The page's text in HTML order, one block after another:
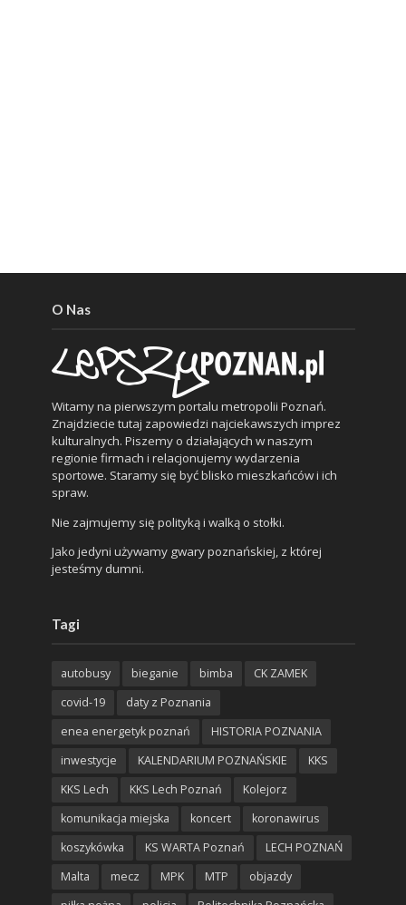
O Nas
Witamy na pierwszym portalu metropolii Poznań.
Znajdziecie tutaj zapowiedzi najciekawszych imprez
kulturalnych. Piszemy o działających w naszym
regionie firmach i relacjonujemy wydarzenia
sportowe. Staramy się być blisko mieszkańców i ich
spraw.
Nie zajmujemy się polityką i walką o stołki.
Jako jedyni używamy gwary poznańskiej, z której
jesteśmy dumni.
Tagi
autobusy bieganie bimba
CK ZAMEK
covid-19
daty z Poznania
enea energetyk poznań
HISTORIA POZNANIA
inwestycje
KALENDARIUM POZNAŃSKIE
KKS
KKS Lech
KKS Lech Poznań
Kolejorz
komunikacja miejska
koncert
koronawirus
koszykówka
KS WARTA Poznań
LECH POZNAŃ
Malta
mecz MPK MTP
objazdy